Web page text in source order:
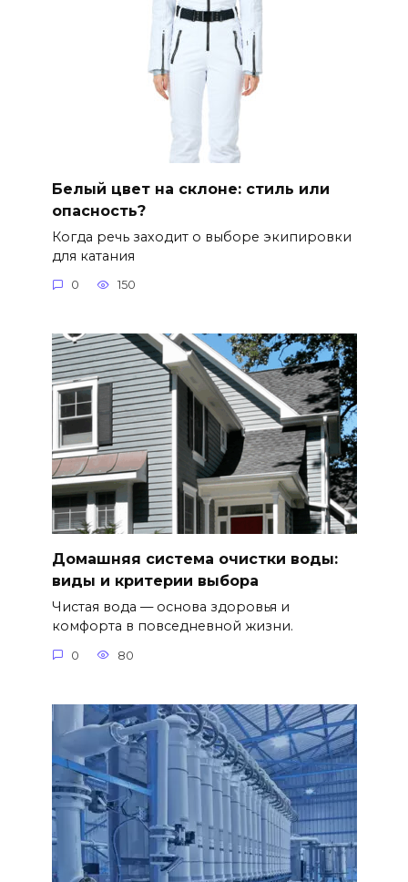
Белый цвет на склоне: стиль или
опасность?
Когда речь заходит о выборе экипировки
для катания
0 150
Домашняя система очистки воды:
виды и критерии выбора
Чистая вода — основа здоровья и
комфорта в повседневной жизни.
0 80